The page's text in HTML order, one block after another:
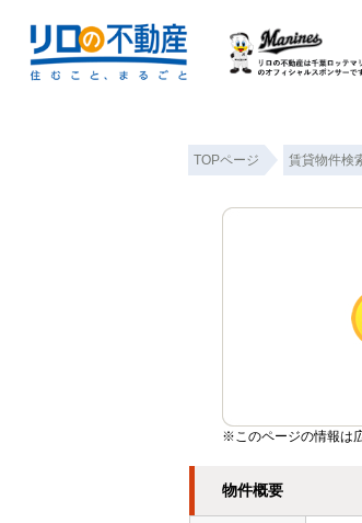
TOPページ 賃貸物件検
※このページの情報は
物件概要